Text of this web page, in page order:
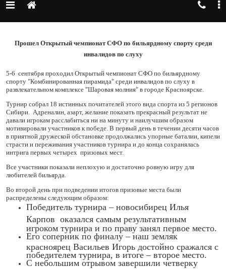
Прошел Открытый чемпионат СФО по бильярдному спорту среди
инвалидов по слуху
5-6 сентября проходил Открытый чемпионат СФО по бильярдному
спорту "Комбинированная пирамида" среди инвалидов по слуху в
развлекательном комплексе "Шаровая молния" в городе Красноярске.
Турнир собрал 18 истинных почитателей этого вида спорта из 5 регионов
Сибири. Адреналин, азарт, желание показать прекрасный результат не
давали игрокам расслабиться ни на минуту и наилучшим образом
мотивировали участников к победе. В первый день в течении десяти часов
в приятной дружеской обстановке продолжались упорные баталии, кипели
страсти и переживания участников турнира и до конца сохранялась
интрига первых четырех призовых мест.
Все участники показали неплохую и достаточно ровную игру для
любителей бильярда.
Во второй день при подведении итогов призовые места были
распределены следующим образом:
Победитель турнира – новосибирец Илья
Карпов
оказался самым результативным
игроком турнира и по праву занял первое место.
Его соперник по финалу – наш земляк
красноярец Васильев Игорь достойно сражался с
победителем турнира, в итоге – второе место.
С небольшим отрывом завершили четверку